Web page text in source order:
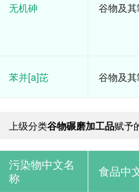
无机砷 谷物及其
苯并[a]芘 谷物及其
上级分类谷物碾磨加工品赋予
污染物中文名
称
食品中